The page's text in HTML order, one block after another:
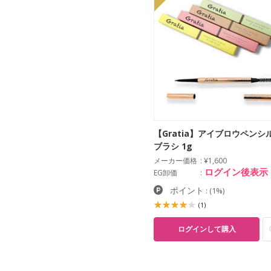
【Gratia】アイブロウペンシ
ブラシ 1g
メーカー価格
¥1,600
EG卸価
ログイン後表示
ポイント : (1%)
(1)
ログインして購入